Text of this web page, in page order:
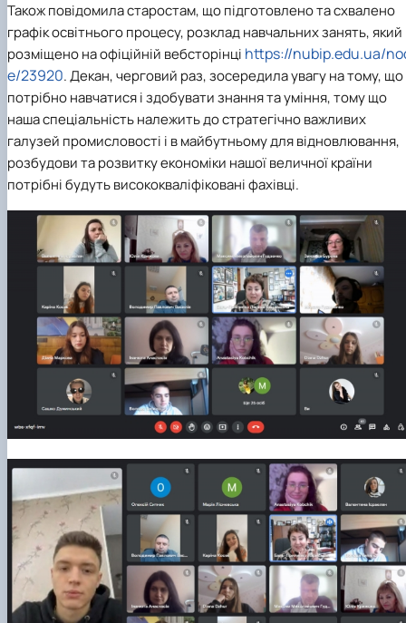
Також повідомила старостам, що підготовлено та схвалено
графік освітнього процесу, розклад навчальних занять, який
розміщено на офіційній вебсторінці https://nubip.edu.ua/
e/23920. Декан, черговий раз, зосередила увагу на тому, що
потрібно навчатися і здобувати знання та уміння, тому що
наша спеціальність належить до стратегічно важливих
галузей промисловості і в майбутньому для відновлювання,
розбудови та розвитку економіки нашої величної країни
потрібні будуть висококваліфіковані фахівці.